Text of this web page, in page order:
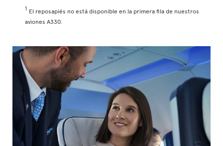
1 El reposapiés no está disponible en la primera fila de nuestros
aviones A330.